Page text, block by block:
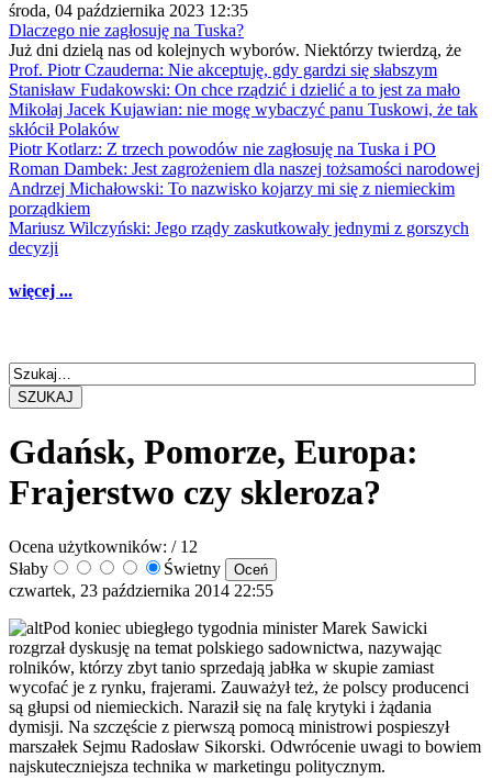
środa, 04 października 2023 12:35
Dlaczego nie zagłosuję na Tuska?
Już dni dzielą nas od kolejnych wyborów. Niektórzy twierdzą, że
Prof. Piotr Czauderna: Nie akceptuję, gdy gardzi się słabszym
Stanisław Fudakowski: On chce rządzić i dzielić a to jest za mało
Mikołaj Jacek Kujawian: nie mogę wybaczyć panu Tuskowi, że tak
skłócił Polaków
Piotr Kotlarz: Z trzech powodów nie zagłosuję na Tuska i PO
Roman Dambek: Jest zagrożeniem dla naszej tożsamości narodowej
Andrzej Michałowski: To nazwisko kojarzy mi się z niemieckim
porządkiem
Mariusz Wilczyński: Jego rządy zaskutkowały jednymi z gorszych
decyzji
więcej ...
SZUKAJ
Gdańsk, Pomorze, Europa:
Frajerstwo czy skleroza?
Ocena użytkowników: / 12
Słaby
Świetny
czwartek, 23 października 2014 22:55
Pod koniec ubiegłego tygodnia minister Marek Sawicki
rozgrzał dyskusję na temat polskiego sadownictwa, nazywając
rolników, którzy zbyt tanio sprzedają jabłka w skupie zamiast
wycofać je z rynku, frajerami. Zauważył też, że polscy producenci
są głupsi od niemieckich. Naraził się na falę krytyki i żądania
dymisji. Na szczęście z pierwszą pomocą ministrowi pospieszył
marszałek Sejmu Radosław Sikorski. Odwrócenie uwagi to bowiem
najskuteczniejsza technika w marketingu politycznym.